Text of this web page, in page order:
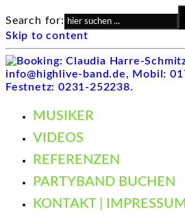
Search for:
Skip to content
MUSIKER
VIDEOS
REFERENZEN
PARTYBAND BUCHEN
KONTAKT | IMPRESSUM